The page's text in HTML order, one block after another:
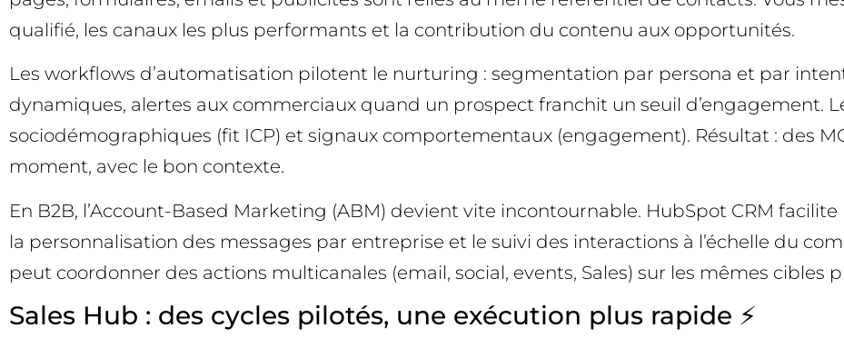
qualifié, les canaux les plus performants et la contribution du contenu aux opportunités.
Les workflows d’automatisation pilotent le nurturing : segmentation par persona et par
dynamiques, alertes aux commerciaux quand un prospect franchit un seuil d’engagement.
sociodémographiques (fit ICP) et signaux comportementaux (engagement). Résultat : des
moment, avec le bon contexte.
En B2B, l’Account-Based Marketing (ABM) devient vite incontournable. HubSpot CRM
la personnalisation des messages par entreprise et le suivi des interactions à l’échelle du
peut coordonner des actions multicanales (email, social, events, Sales) sur les mêmes cibles
Sales Hub : des cycles pilotés, une exécution plus rapide ⚡